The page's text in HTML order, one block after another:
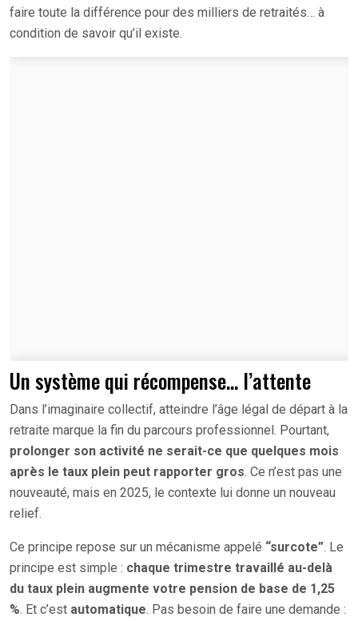
faire toute la différence pour des milliers de retraités… à
condition de savoir qu’il existe.
Un système qui récompense… l’attente
Dans l’imaginaire collectif, atteindre l’âge légal de départ à la
retraite marque la fin du parcours professionnel. Pourtant,
prolonger son activité ne serait-ce que quelques mois
après le taux plein peut rapporter gros. Ce n’est pas une
nouveauté, mais en 2025, le contexte lui donne un nouveau
relief.
Ce principe repose sur un mécanisme appelé “surcote”. Le
principe est simple : chaque trimestre travaillé au-delà
du taux plein augmente votre pension de base de 1,25
%. Et c’est automatique. Pas besoin de faire une demande :